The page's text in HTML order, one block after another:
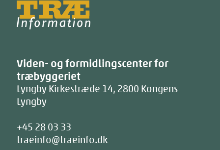
Træinfo
Viden- og formidlingscenter for
træbyggeriet
Lyngby Kirkestræde 14, 2800 Kongens
Lyngby
+45 28 03 33
traeinfo@traeinfo.dk